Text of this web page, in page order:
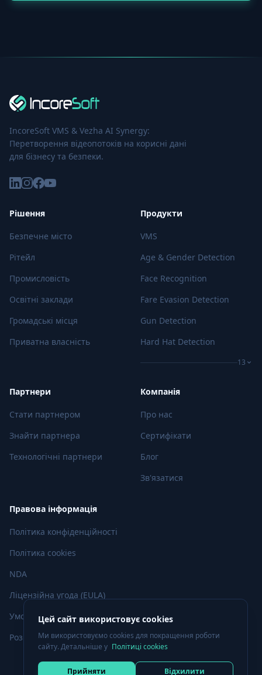
Цей сайт використовує cookies
Ми використовуємо cookies для покращення роботи
сайту. Детальніше у Політиці cookies
Прийняти Відхилити
IncoreSoft VMS & Vezha AI Synergy:
Перетворення відеопотоків на корисні дані
для бізнесу та безпеки.
Рішення
Безпечне місто
Рітейл
Промисловість
Освітні заклади
Громадські місця
Приватна власність
Продукти
VMS
Age & Gender Detection
Face Recognition
Fare Evasion Detection
Gun Detection
Hard Hat Detection
13
Партнери
Стати партнером
Знайти партнера
Технологічні партнери
Компанія
Про нас
Сертифікати
Блог
Зв'язатися
Правова інформація
Політика конфіденційності
Політика cookies
NDA
Ліцензійна угода (EULA)
Умови використання
Розкриття вразливостей